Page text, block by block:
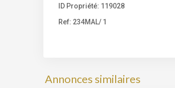
ID Propriété: 119028
Ref: 234MAL/ 1
Annonces similaires
Vecchio